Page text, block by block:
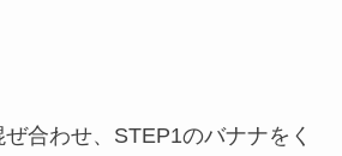
合わせ、STEP1のバナナをく